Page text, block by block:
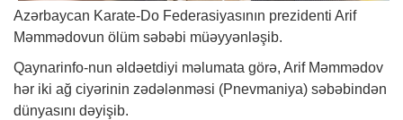
Azərbaycan Karate-Do Federasiyasının prezidenti Arif
Məmmədovun ölüm səbəbi müəyyənləşib.
Qaynarinfo-nun əldəetdiyi məlumata görə, Arif Məmmədov
hər iki ağ ciyərinin zədələnməsi (Pnevmaniya) səbəbindən
dünyasını dəyişib.